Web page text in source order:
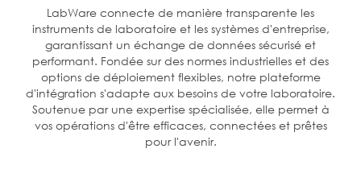
LabWare connecte de manière transparente les
instruments de laboratoire et les systèmes d'entreprise,
garantissant un échange de données sécurisé et
performant. Fondée sur des normes industrielles et des
options de déploiement flexibles, notre plateforme
d'intégration s'adapte aux besoins de votre laboratoire.
Soutenue par une expertise spécialisée, elle permet à
vos opérations d'être efficaces, connectées et prêtes
pour l'avenir.